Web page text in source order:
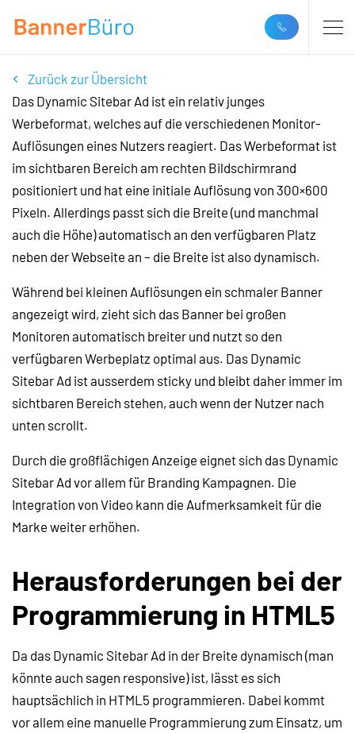
Zurück zur Übersicht
Das Dynamic Sitebar Ad ist ein relativ junges
Werbeformat, welches auf die verschiedenen Monitor-
Auflösungen eines Nutzers reagiert. Das Werbeformat ist
im sichtbaren Bereich am rechten Bildschirmrand
positioniert und hat eine initiale Auflösung von 300×600
Pixeln. Allerdings passt sich die Breite (und manchmal
auch die Höhe) automatisch an den verfügbaren Platz
neben der Webseite an – die Breite ist also dynamisch.
Während bei kleinen Auflösungen ein schmaler Banner
angezeigt wird, zieht sich das Banner bei großen
Monitoren automatisch breiter und nutzt so den
verfügbaren Werbeplatz optimal aus. Das Dynamic
Sitebar Ad ist ausserdem sticky und bleibt daher immer im
sichtbaren Bereich stehen, auch wenn der Nutzer nach
unten scrollt.
Durch die großflächigen Anzeige eignet sich das Dynamic
Sitebar Ad vor allem für Branding Kampagnen. Die
Integration von Video kann die Aufmerksamkeit für die
Marke weiter erhöhen.
Herausforderungen bei der
Programmierung in HTML5
Da das Dynamic Sitebar Ad in der Breite dynamisch (man
könnte auch sagen responsive) ist, lässt es sich
hauptsächlich in HTML5 programmieren. Dabei kommt
vor allem eine manuelle Programmierung zum Einsatz, um